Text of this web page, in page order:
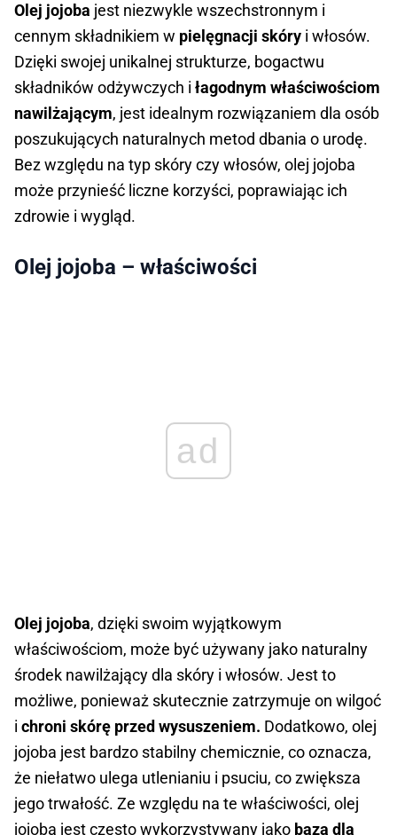
Olej jojoba jest niezwykle wszechstronnym i
cennym składnikiem w pielęgnacji skóry i włosów.
Dzięki swojej unikalnej strukturze, bogactwu
składników odżywczych i łagodnym właściwościom
nawilżającym, jest idealnym rozwiązaniem dla osób
poszukujących naturalnych metod dbania o urodę.
Bez względu na typ skóry czy włosów, olej jojoba
może przynieść liczne korzyści, poprawiając ich
zdrowie i wygląd.
Olej jojoba – właściwości
ad
Olej jojoba, dzięki swoim wyjątkowym
właściwościom, może być używany jako naturalny
środek nawilżający dla skóry i włosów. Jest to
możliwe, ponieważ skutecznie zatrzymuje on wilgoć
i chroni skórę przed wysuszeniem. Dodatkowo, olej
jojoba jest bardzo stabilny chemicznie, co oznacza,
że niełatwo ulega utlenianiu i psuciu, co zwiększa
jego trwałość. Ze względu na te właściwości, olej
jojoba jest często wykorzystywany jako baza dla